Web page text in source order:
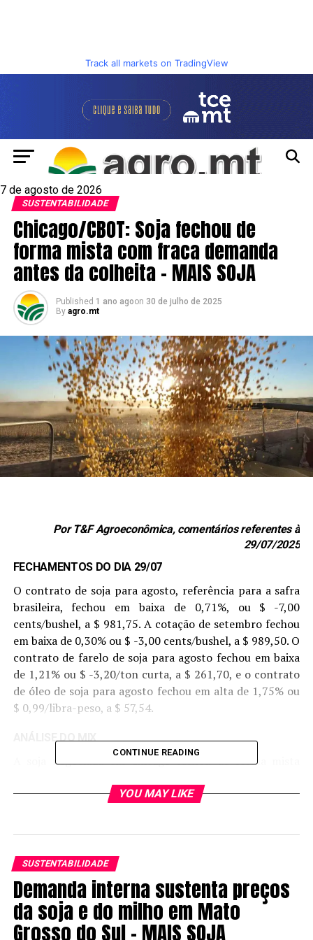
Track all markets on TradingView
7 de agosto de 2026
SUSTENTABILIDADE
Chicago/CBOT: Soja fechou de
forma mista com fraca demanda
antes da colheita – MAIS SOJA
Published 1 ano agoon 30 de julho de 2025
By agro.mt
Por T&F Agroeconômica, comentários referentes à
29/07/2025
FECHAMENTOS DO DIA 29/07
O contrato de soja para agosto, referência para a safra
brasileira, fechou em baixa de 0,71%, ou $ -7,00
cents/bushel, a $ 981,75. A cotação de setembro fechou
em baixa de 0,30% ou $ -3,00 cents/bushel, a $ 989,50. O
contrato de farelo de soja para agosto fechou em baixa
de 1,21% ou $ -3,20/ton curta, a $ 261,70, e o contrato
de óleo de soja para agosto fechou em alta de 1,75% ou
$ 0,99/libra-peso, a $ 57,54.
ANÁLISE DO MIX
A soja negociada em Chicago fechou de forma mista
pressionadas pelo bom andamento da safra americana e
incertezas de comerciais, com a expectativa de mais um
pedido de prorrogação por 90 dias nas negociações
entre EUA e China sobre as questões tarifárias ainda
preocupam o mercado.
CONTINUE READING
YOU MAY LIKE
SUSTENTABILIDADE
Demanda interna sustenta preços
da soja e do milho em Mato
Grosso do Sul – MAIS SOJA